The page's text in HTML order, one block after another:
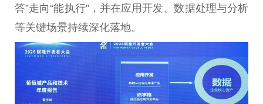
答”走向“能执行”，并在应用开发、数据处理与分析
等关键场景持续深化落地。